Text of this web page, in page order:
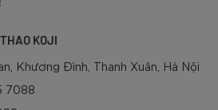
KOJI
Khương Đình, Thanh Xuân, Hà Nội
7088